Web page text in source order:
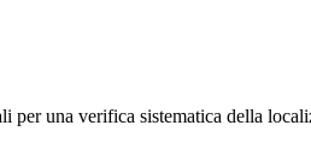
per una verifica sistematica della